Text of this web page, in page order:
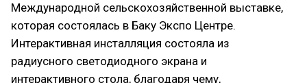
Международной сельскохозяйственной выставке,
которая состоялась в Баку Экспо Центре.
Интерактивная инсталляция состояла из
радиусного светодиодного экрана и
интерактивного стола, благодаря чему,